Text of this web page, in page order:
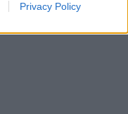
Privacy Policy